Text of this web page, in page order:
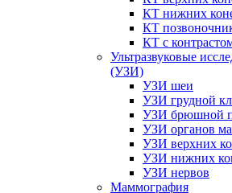
КТ нижних
КТ
КТ с
Ультразвуковые
(УЗИ)
УЗИ шеи
УЗИ грудной
УЗИ брюшной
УЗИ органов
УЗИ верхних
УЗИ нижних
УЗИ нервов
Маммография